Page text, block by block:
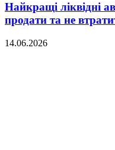
Найкращі ліквідні
продати та не
14.06.2026